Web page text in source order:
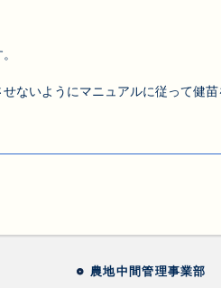
ないようにマニュアルに従って健
農地中間管理事業部